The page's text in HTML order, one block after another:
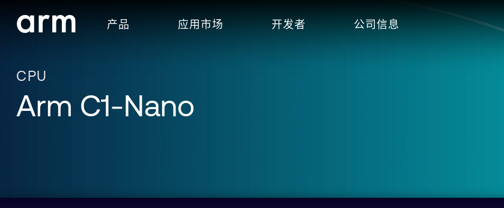
Skip to Footer
产品 应用市场 开发者 公司信息
CPU
Arm C1-Nano